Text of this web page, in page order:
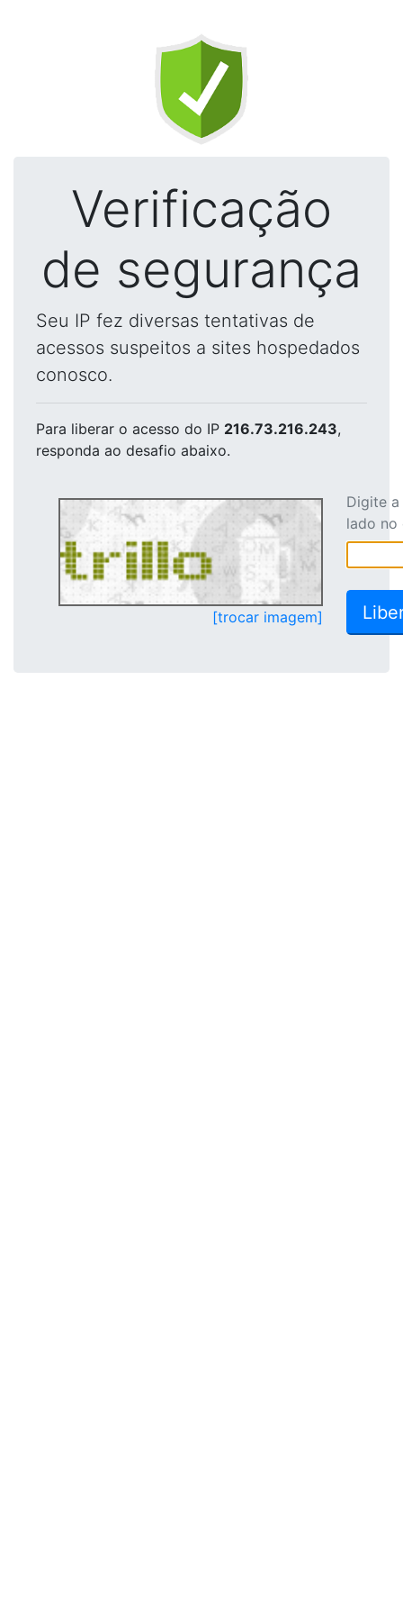
Verificação
de segurança
Seu IP fez diversas tentativas de
acessos suspeitos a sites hospedados
conosco.
Para liberar o acesso do IP 216.73.216.243,
responda ao desafio abaixo.
[trocar imagem]
Digite
lado no